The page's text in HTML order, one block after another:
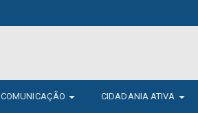
COMUNICAÇÃO CIDADANIA ATIVA